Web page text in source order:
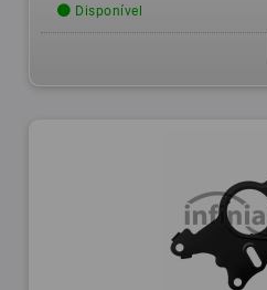
Disponível